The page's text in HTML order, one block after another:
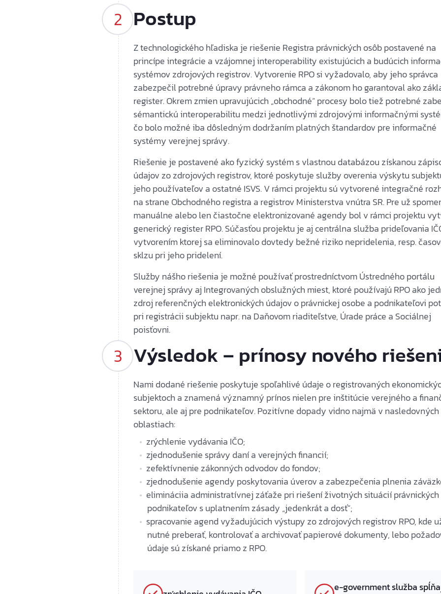
Postup
Z technologického hľadiska je riešenie Registra právnických osôb postavené na
princípe integrácie a vzájomnej interoperability existujúcich a budúcich
systémov zdrojových registrov. Vytvorenie RPO si vyžadovalo, aby jeho správca
zabezpečil potrebné úpravy právneho rámca a zákonom ho garantoval ako
register. Okrem zmien upravujúcich „obchodné“ procesy bolo tiež potrebné
sémantickú interoperabilitu medzi jednotlivými zdrojovými informačnými
čo bolo možné iba dôsledným dodržaním platných štandardov pre informačné
systémy verejnej správy.
Riešenie je postavené ako fyzický systém s vlastnou databázou získanou
údajov zo zdrojových registrov, ktoré poskytuje služby overenia výskytu
jeho používateľov a ostatné ISVS. V rámci projektu sú vytvorené integračné
na strane Obchodného registra a registrov Ministerstva vnútra SR. Pre už
manuálne alebo len čiastočne elektronizované agendy bol v rámci projektu
generický register RPO. Súčasťou projektu je aj centrálna služba prideľovania
vytvorením ktorej sa eliminovalo dovtedy bežné riziko nepridelenia, resp.
sklzu pri jeho pridelení.
Služby nášho riešenia je možné používať prostredníctvom Ústredného portálu
verejnej správy aj Integrovaných obslužných miest, ktoré používajú RPO ako
zdroj referenčných elektronických údajov o právnickej osobe a podnikateľovi
pri registrácii subjektu napr. na Daňovom riaditeľstve, Úrade práce a Sociálnej
poisťovni.
Výsledok – prínosy nového
Nami dodané riešenie poskytuje spoľahlivé údaje o registrovaných
subjektoch a znamená významný prínos nielen pre inštitúcie verejného a
sektoru, ale aj pre podnikateľov. Pozitívne dopady vidno najmä v nasledovných
oblastiach:
zrýchlenie vydávania IČO;
zjednodušenie správy daní a verejných financií;
zefektívnenie zákonných odvodov do fondov;
zjednodušenie agendy poskytovania úverov a zabezpečenia plnenia
elimináciia administratívnej záťaže pri riešení životných situácií právnických
podnikateľov s uplatnením zásady „jedenkrát a dosť“;
spracovanie agend vyžadujúcich výstupy zo zdrojových registrov RPO, kde
nutné preberať, kontrolovať a archivovať papierové dokumenty, lebo
údaje sú získané priamo z RPO.
e-government služba